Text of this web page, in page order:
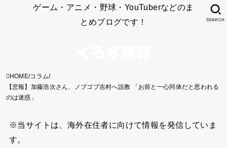
ゲーム・アニメ・野球・YouTuberなどのま
とめブログです！
SEARCH
HOME コラム
【悲報】加藤浩次さん、ノブゴブ吉村へ説教 「お前と一心同体だと思われる
のは迷惑」
※当サイトは、海外在住者に向けて情報を発信していま
す。